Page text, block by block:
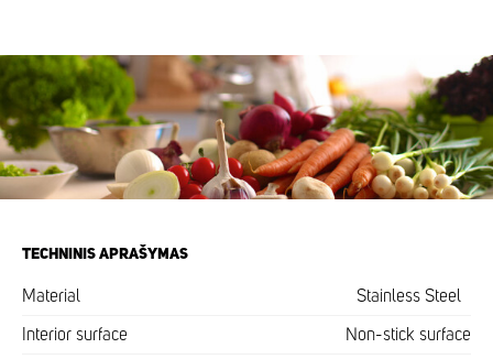
TECHNINIS APRAŠYMAS
Material Stainless Steel
Interior surface Non-stick surface